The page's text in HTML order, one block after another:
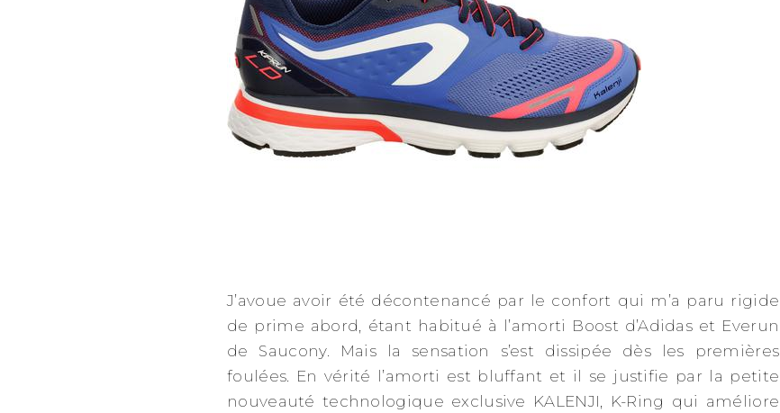
J’avoue avoir été décontenancé par le confort qui m’a paru rigide
de prime abord, étant habitué à l’amorti Boost d’Adidas et Everun
de Saucony. Mais la sensation s’est dissipée dès les premières
foulées. En vérité l’amorti est bluffant et il se justifie par la petite
nouveauté technologique exclusive KALENJI, K-Ring qui améliore